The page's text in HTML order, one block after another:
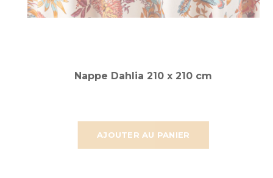
AJOUTER AU PANIER
Nappe Dahlia 210 x 210 cm